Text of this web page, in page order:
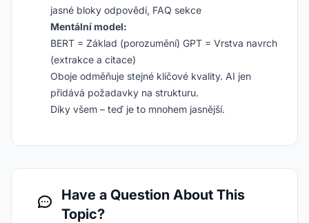
jasné bloky odpovědí, FAQ sekce
Mentální model:
BERT = Základ (porozumění) GPT = Vrstva navrch
(extrakce a citace)
Oboje odměňuje stejné klíčové kvality. AI jen
přidává požadavky na strukturu.
Díky všem – teď je to mnohem jasnější.
Have a Question About This
Topic?